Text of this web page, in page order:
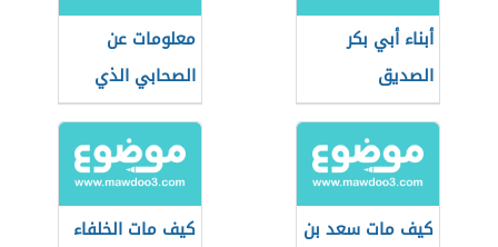
أبناء أبي بكر
الصديق
معلومات عن
الصحابي الذي
غسلته الملائكه
كيف مات سعد بن
كيف مات الخلفاء